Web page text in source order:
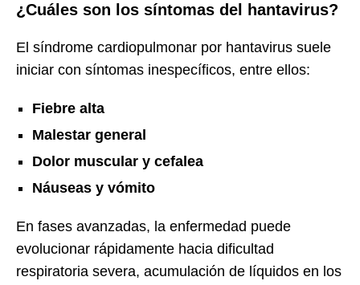
¿Cuáles son los síntomas del hantavirus?
El síndrome cardiopulmonar por hantavirus suele
iniciar con síntomas inespecíficos, entre ellos:
Fiebre alta
Malestar general
Dolor muscular y cefalea
Náuseas y vómito
En fases avanzadas, la enfermedad puede
evolucionar rápidamente hacia dificultad
respiratoria severa, acumulación de líquidos en los